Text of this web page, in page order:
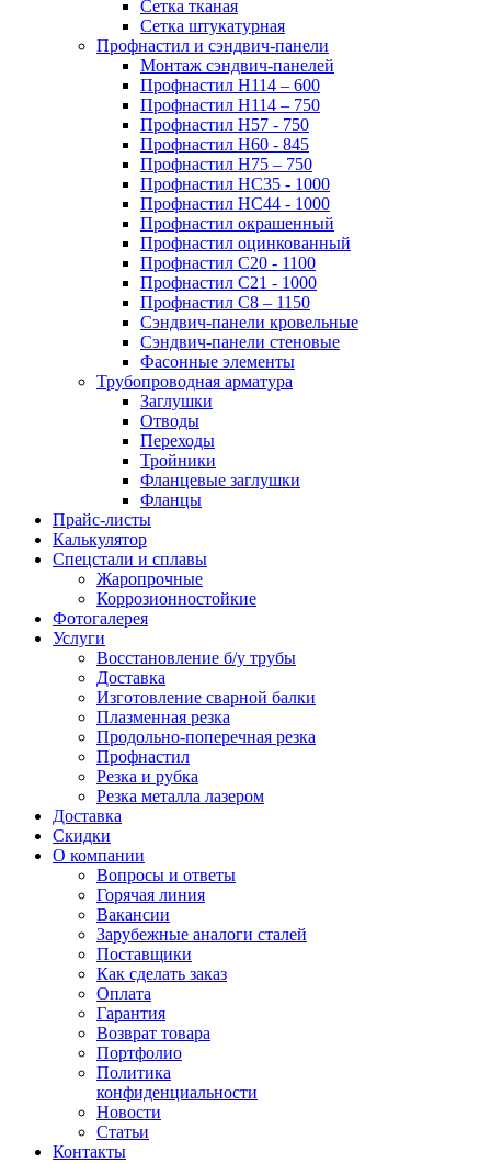
Сетка тканая
Сетка штукатурная
Профнастил и сэндвич-панели
Монтаж сэндвич-панелей
Профнастил Н114 – 600
Профнастил Н114 – 750
Профнастил Н57 - 750
Профнастил Н60 - 845
Профнастил Н75 – 750
Профнастил НС35 - 1000
Профнастил НС44 - 1000
Профнастил окрашенный
Профнастил оцинкованный
Профнастил С20 - 1100
Профнастил С21 - 1000
Профнастил С8 – 1150
Сэндвич-панели кровельные
Сэндвич-панели стеновые
Фасонные элементы
Трубопроводная арматура
Заглушки
Отводы
Переходы
Тройники
Фланцевые заглушки
Фланцы
Прайс-листы
Калькулятор
Спецстали и сплавы
Жаропрочные
Коррозионностойкие
Фотогалерея
Услуги
Восстановление б/у трубы
Доставка
Изготовление сварной балки
Плазменная резка
Продольно-поперечная резка
Профнастил
Резка и рубка
Резка металла лазером
Доставка
Скидки
О компании
Вопросы и ответы
Горячая линия
Вакансии
Зарубежные аналоги сталей
Поставщики
Как сделать заказ
Оплата
Гарантия
Возврат товара
Портфолио
Политика
конфиденциальности
Новости
Статьи
Контакты